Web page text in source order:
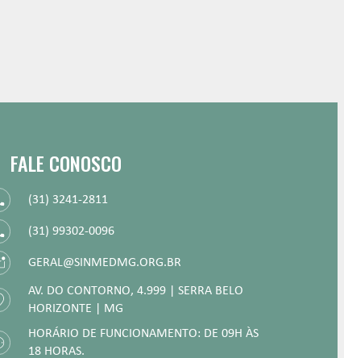
FALE CONOSCO
(31) 3241-2811
(31) 99302-0096
GERAL@SINMEDMG.ORG.BR
AV. DO CONTORNO, 4.999 | SERRA BELO
HORIZONTE | MG
HORÁRIO DE FUNCIONAMENTO: DE 09H ÀS
18 HORAS.